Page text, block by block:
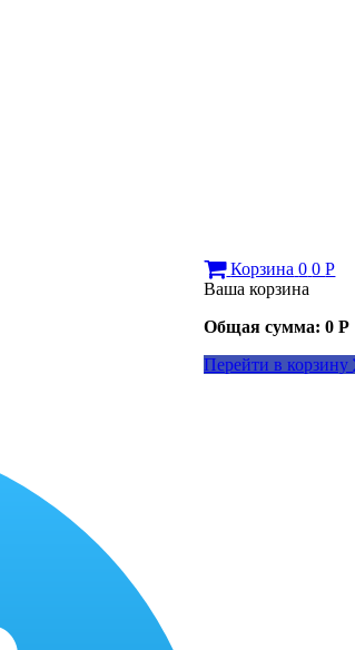
Корзина 0 0Р
Ваша корзина
Общая сумма:0Р
Перейти в корзину